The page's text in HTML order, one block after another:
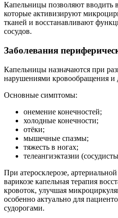
Капельницы позволяют вводить
которые активизируют
тканей и восстанавливают
сосудов.
Заболевания
Капельницы назначаются при
нарушениями кровообращения и
Основные симптомы:
онемение конечностей;
холодные конечности;
отёки;
мышечные спазмы;
тяжесть в ногах;
телеангиэктазии
При атеросклерозе,
варикозе капельная терапия
кровоток, улучшая
особенно актуально для
судорогами.